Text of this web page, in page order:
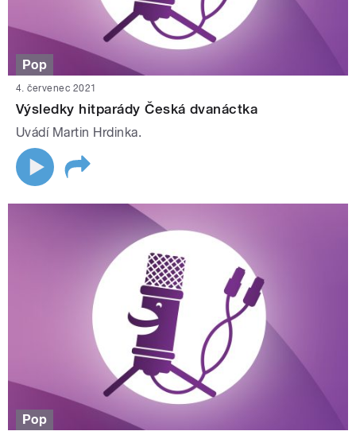
Pop
4. červenec 2021
Výsledky hitparády Česká dvanáctka
Uvádí Martin Hrdinka.
Pop